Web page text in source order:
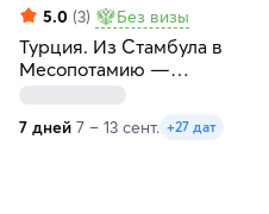
5.0 (3) Без визы
Турция. Из Стамбула в
Месопотамию —
7 дней 7 – 13 сент. +27 дат